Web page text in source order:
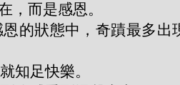
，而是感恩。
的狀態中，奇蹟最多出
知足快樂。